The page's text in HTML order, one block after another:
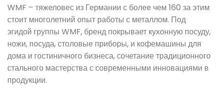
WMF – тяжеловес из Германии с более чем 160 за этим
стоит многолетний опыт работы с металлом. Под
эгидой группы WMF, бренд покрывает кухонную посуду,
ножи, посуда, столовые приборы, и кофемашины для
дома и гостиничного бизнеса, сочетание традиционного
стального мастерства с современными инновациями в
продукции.